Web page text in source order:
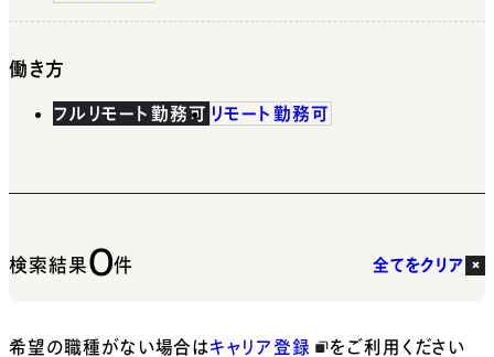
働き方
フルリモート勤務可 リモート勤務可
検索結果0件 全てをクリア
希望の職種がない場合はキャリア登録 をご利用ください